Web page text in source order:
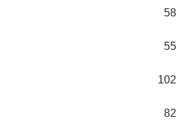
58
55
102
82